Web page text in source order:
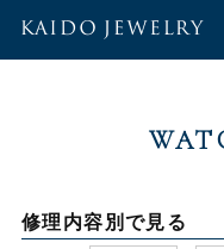
修理内容別で見る